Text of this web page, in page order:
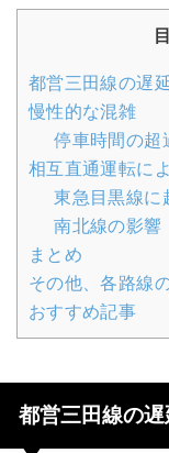
都営三田線の遅
慢性的な混雑
停車時間の超
相互直通運転に
東急目黒線に
南北線の影響
まとめ
その他、各路線
おすすめ記事
都営三田線の